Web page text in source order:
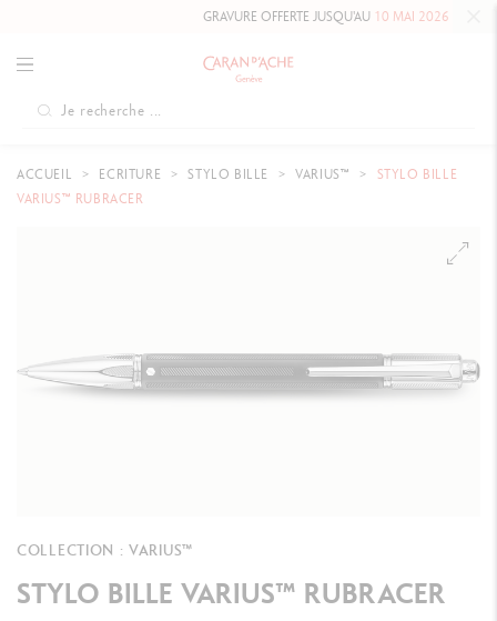
GRAVURE OFFERTE JUSQU'AU10 MAI 2026 INCLUS
ACCUEIL ECRITURE STYLO BILLE VARIUS™
STYLO BILLE
VARIUS™ RUBRACER
COLLECTION : VARIUS™
STYLO BILLE VARIUS™ RUBRACER